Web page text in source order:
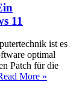
11
ist es
optimal
Patch für die
More »